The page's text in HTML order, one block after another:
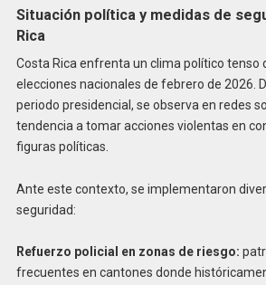
Situación política y medidas de
Rica
Costa Rica enfrenta un clima político tenso
elecciones nacionales de febrero de 2026.
periodo presidencial, se observa en redes
tendencia a tomar acciones violentas en
figuras políticas.
Ante este contexto, se implementaron
seguridad:
Refuerzo policial en zonas de riesgo:
frecuentes en cantones donde